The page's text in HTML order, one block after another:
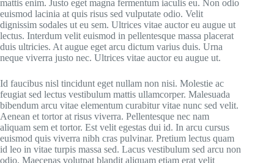
mattis enim. Justo eget magna fermentum iaculis eu. Non odio
euismod lacinia at quis risus sed vulputate odio. Velit
dignissim sodales ut eu sem. Ultrices vitae auctor eu augue ut
lectus. Interdum velit euismod in pellentesque massa placerat
duis ultricies. At augue eget arcu dictum varius duis. Urna
neque viverra justo nec. Ultrices vitae auctor eu augue ut.
Id faucibus nisl tincidunt eget nullam non nisi. Molestie ac
feugiat sed lectus vestibulum mattis ullamcorper. Malesuada
bibendum arcu vitae elementum curabitur vitae nunc sed velit.
Aenean et tortor at risus viverra. Pellentesque nec nam
aliquam sem et tortor. Est velit egestas dui id. In arcu cursus
euismod quis viverra nibh cras pulvinar. Pretium lectus quam
id leo in vitae turpis massa sed. Lacus vestibulum sed arcu non
odio. Maecenas volutpat blandit aliquam etiam erat velit